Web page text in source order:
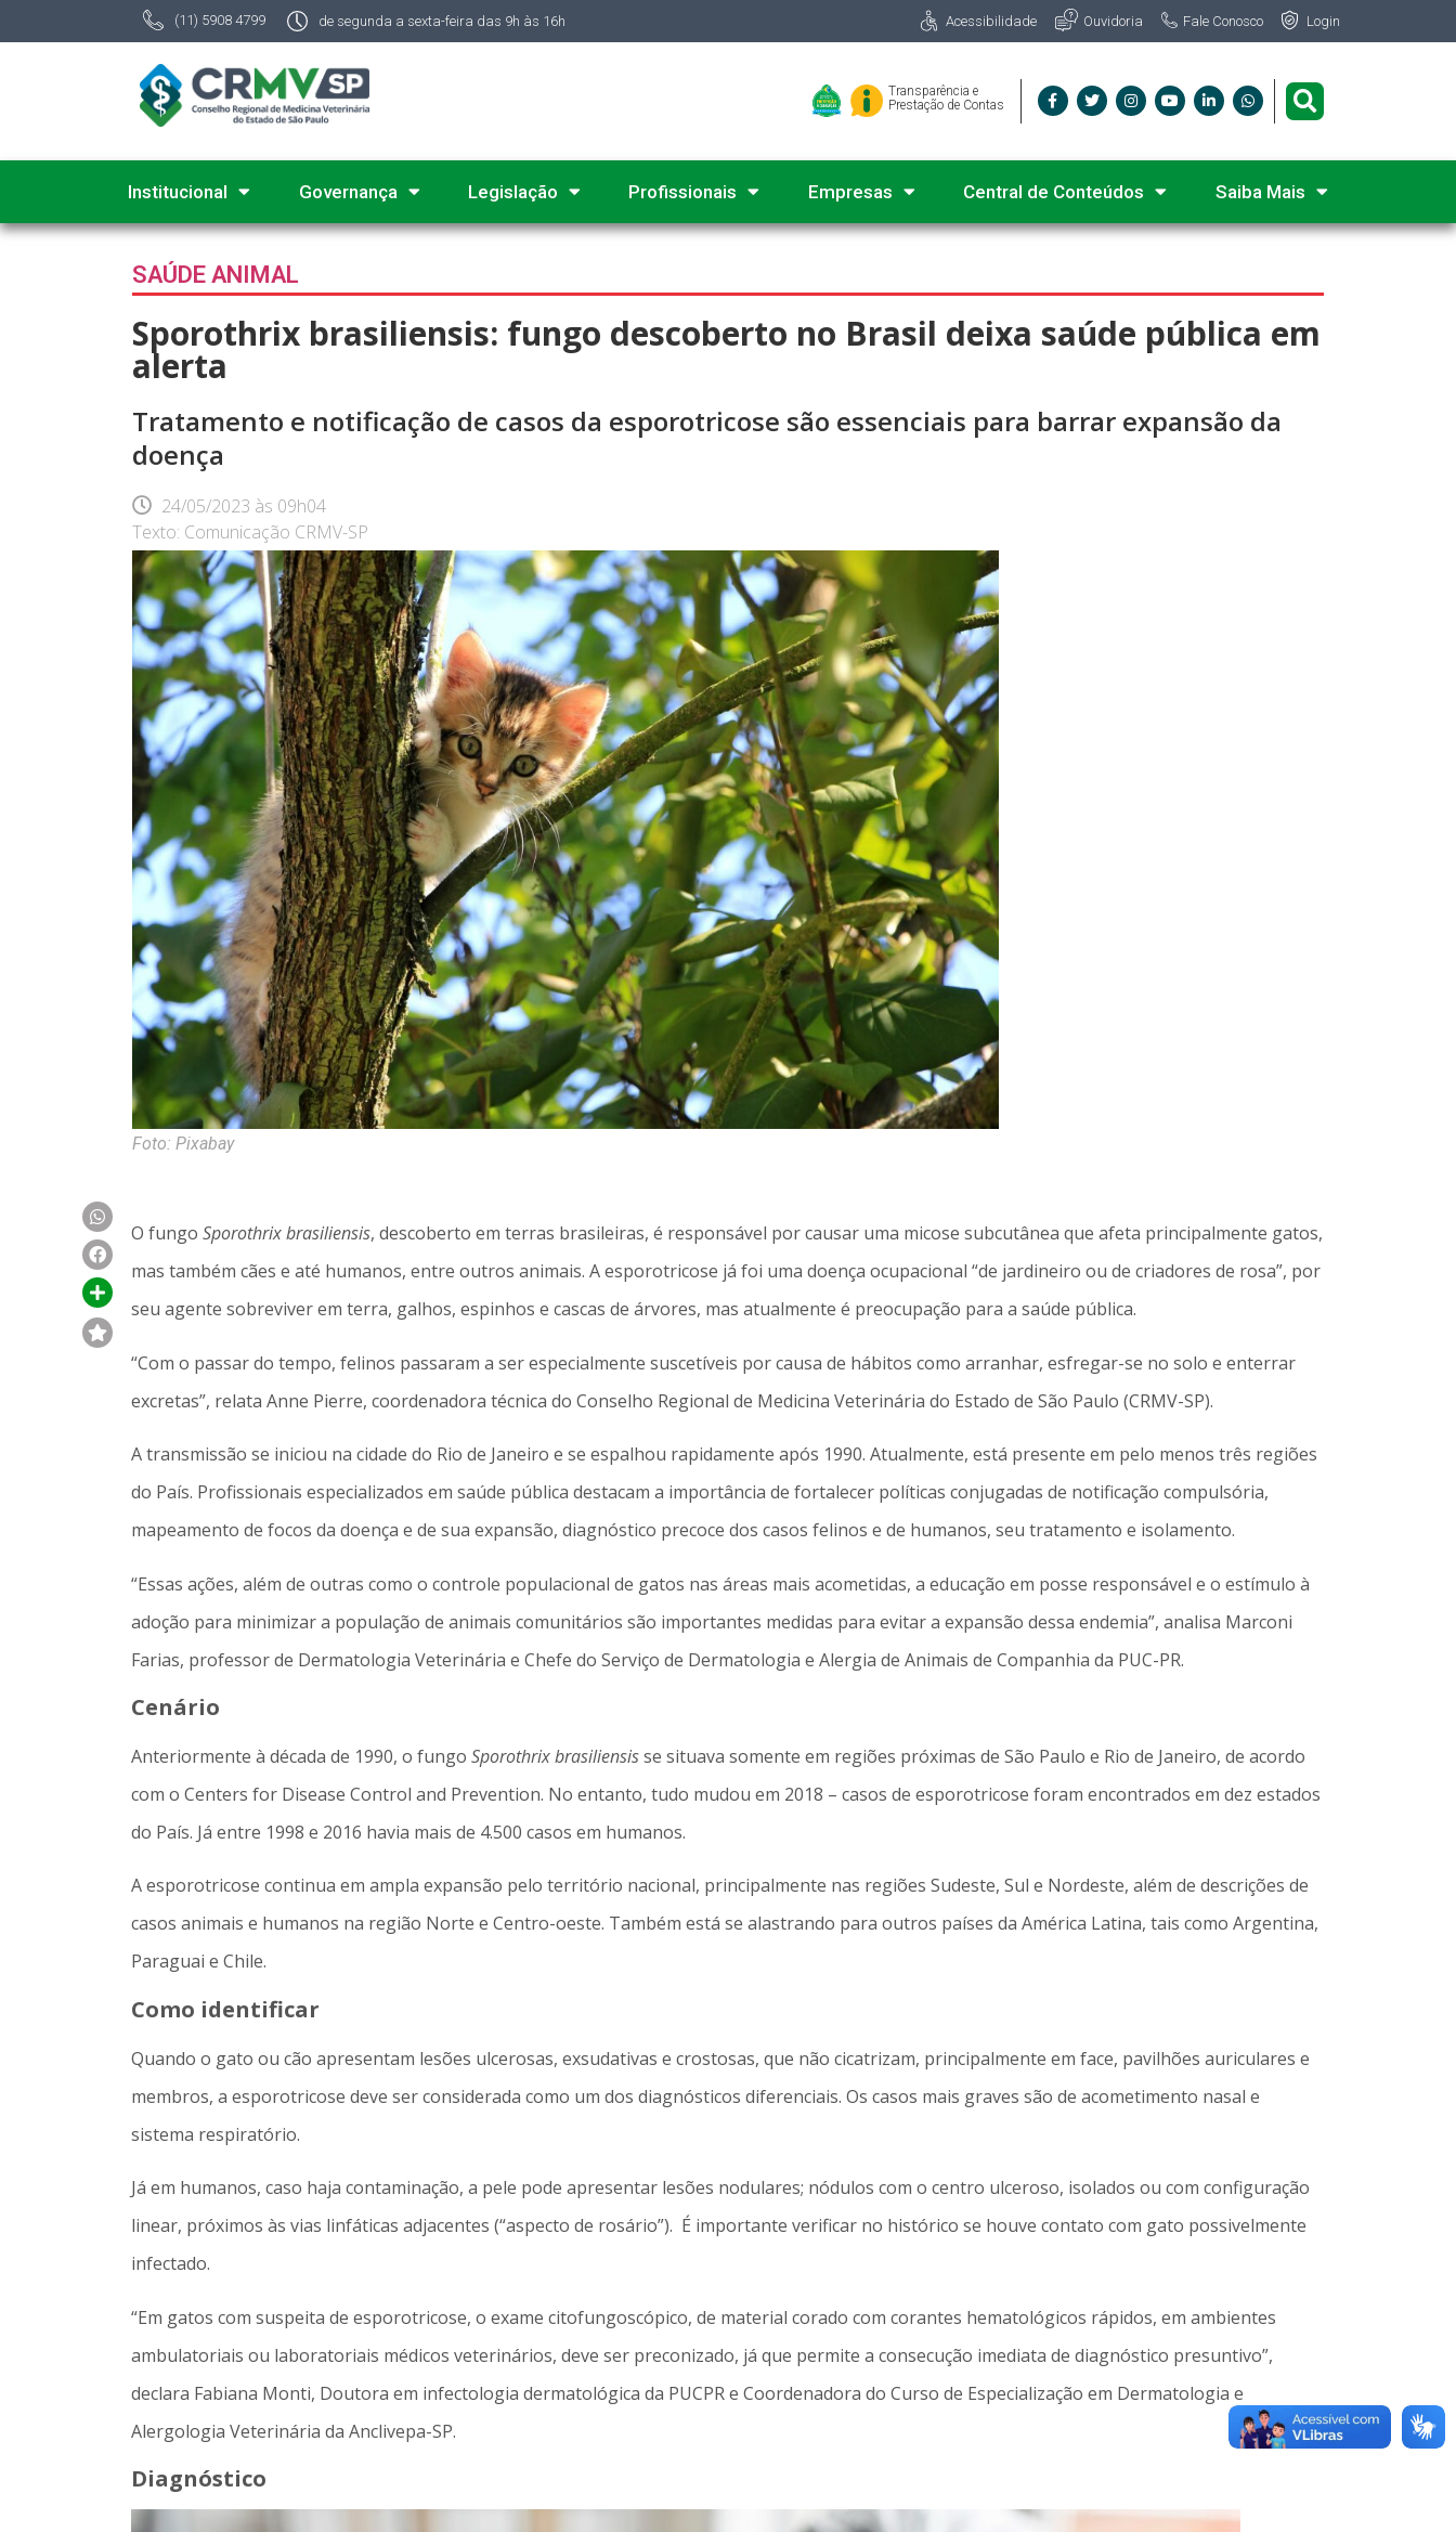
(11) 5908 4799 de segunda a sexta-feira das 9h às 16h Acessibilidade Ouvidoria Fale Conosco Login
Transparência e
Prestação de Contas
Institucional Governança Legislação Profissionais Empresas Central de Conteúdos Saiba Mais
SAÚDE ANIMAL
Sporothrix brasiliensis: fungo descoberto no Brasil deixa saúde pública em
alerta
Tratamento e notificação de casos da esporotricose são essenciais para barrar expansão da
doença
24/05/2023 às 09h04
Texto: Comunicação CRMV-SP
Foto: Pixabay
O fungo Sporothrix brasiliensis, descoberto em terras brasileiras, é responsável por causar uma micose subcutânea que afeta principalmente gatos,
mas também cães e até humanos, entre outros animais. A esporotricose já foi uma doença ocupacional “de jardineiro ou de criadores de rosa”, por
seu agente sobreviver em terra, galhos, espinhos e cascas de árvores, mas atualmente é preocupação para a saúde pública.
“Com o passar do tempo, felinos passaram a ser especialmente suscetíveis por causa de hábitos como arranhar, esfregar-se no solo e enterrar
excretas”, relata Anne Pierre, coordenadora técnica do Conselho Regional de Medicina Veterinária do Estado de São Paulo (CRMV-SP).
A transmissão se iniciou na cidade do Rio de Janeiro e se espalhou rapidamente após 1990. Atualmente, está presente em pelo menos três regiões
do País. Profissionais especializados em saúde pública destacam a importância de fortalecer políticas conjugadas de notificação compulsória,
mapeamento de focos da doença e de sua expansão, diagnóstico precoce dos casos felinos e de humanos, seu tratamento e isolamento.
“Essas ações, além de outras como o controle populacional de gatos nas áreas mais acometidas, a educação em posse responsável e o estímulo à
adoção para minimizar a população de animais comunitários são importantes medidas para evitar a expansão dessa endemia”, analisa Marconi
Farias, professor de Dermatologia Veterinária e Chefe do Serviço de Dermatologia e Alergia de Animais de Companhia da PUC-PR.
Cenário
Anteriormente à década de 1990, o fungo Sporothrix brasiliensisse situava somente em regiões próximas de São Paulo e Rio de Janeiro, de acordo
com o Centers for Disease Control and Prevention. No entanto, tudo mudou em 2018 – casos de esporotricose foram encontrados em dez estados
do País. Já entre 1998 e 2016 havia mais de 4.500 casos em humanos.
A esporotricose continua em ampla expansão pelo território nacional, principalmente nas regiões Sudeste, Sul e Nordeste, além de descrições de
casos animais e humanos na região Norte e Centro-oeste. Também está se alastrando para outros países da América Latina, tais como Argentina,
Paraguai e Chile.
Como identificar
Quando o gato ou cão apresentam lesões ulcerosas, exsudativas e crostosas, que não cicatrizam, principalmente em face, pavilhões auriculares e
membros, a esporotricose deve ser considerada como um dos diagnósticos diferenciais. Os casos mais graves são de acometimento nasal e
sistema respiratório.
Já em humanos, caso haja contaminação, a pele pode apresentar lesões nodulares; nódulos com o centro ulceroso, isolados ou com configuração
linear, próximos às vias linfáticas adjacentes (“aspecto de rosário”). É importante verificar no histórico se houve contato com gato possivelmente
infectado.
“Em gatos com suspeita de esporotricose, o exame citofungoscópico, de material corado com corantes hematológicos rápidos, em ambientes
ambulatoriais ou laboratoriais médicos veterinários, deve ser preconizado, já que permite a consecução imediata de diagnóstico presuntivo”,
declara Fabiana Monti, Doutora em infectologia dermatológica da PUCPR e Coordenadora do Curso de Especialização em Dermatologia e
Alergologia Veterinária da Anclivepa-SP.
Diagnóstico